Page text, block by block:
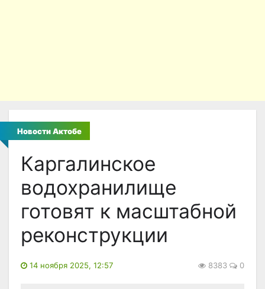
Новости Актобе
Каргалинское
водохранилище
готовят к масштабной
реконструкции
14 ноября 2025, 12:57 8383 0